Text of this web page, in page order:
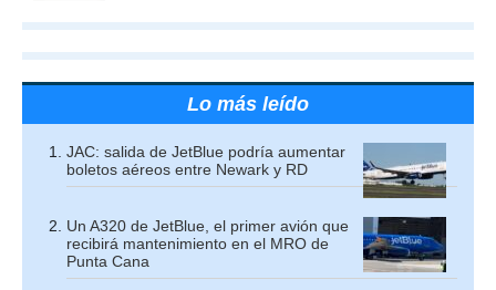
Lo más leído
JAC: salida de JetBlue podría aumentar
boletos aéreos entre Newark y RD
Un A320 de JetBlue, el primer avión que
recibirá mantenimiento en el MRO de
Punta Cana